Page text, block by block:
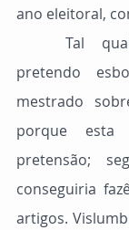
ano eleitoral,
	Tal qual fez Orwell, não
pretendo
mestrado
porque
pretensão;
conseguiria
artigos.